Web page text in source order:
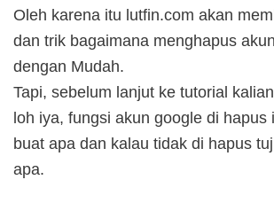
Oleh karena itu lutfin.com akan
dan trik bagaimana menghapus
dengan Mudah.
Tapi, sebelum lanjut ke tutorial
loh iya, fungsi akun google di hapus
buat apa dan kalau tidak di hapus
apa.